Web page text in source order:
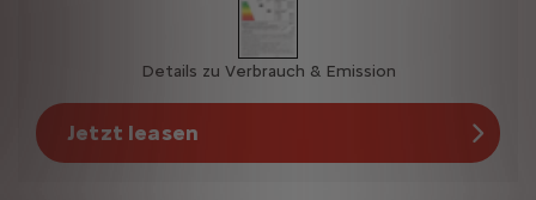
Details zu Verbrauch & Emission
Jetzt leasen